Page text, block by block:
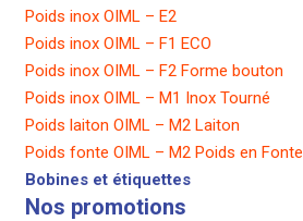
Poids inox OIML – E2
Poids inox OIML – F1 ECO
Poids inox OIML – F2 Forme bouton
Poids inox OIML – M1 Inox Tourné
Poids laiton OIML – M2 Laiton
Poids fonte OIML – M2 Poids en Fonte
Bobines et étiquettes
Nos promotions